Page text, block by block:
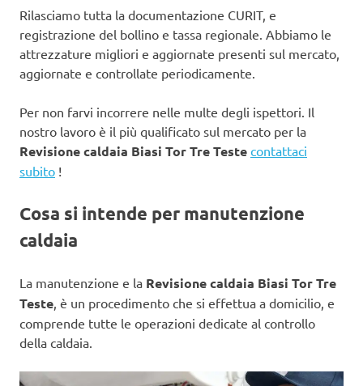
Rilasciamo tutta la documentazione CURIT, e
registrazione del bollino e tassa regionale. Abbiamo le
attrezzature migliori e aggiornate presenti sul mercato,
aggiornate e controllate periodicamente.
Per non farvi incorrere nelle multe degli ispettori. Il
nostro lavoro è il più qualificato sul mercato per la
Revisione caldaia Biasi Tor Tre Teste contattaci
subito !
Cosa si intende per manutenzione
caldaia
La manutenzione e la Revisione caldaia Biasi Tor Tre
Teste, è un procedimento che si effettua a domicilio, e
comprende tutte le operazioni dedicate al controllo
della caldaia.